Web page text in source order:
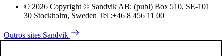
© 2026 Copyright © Sandvik AB; (publ) Box 510, SE-101
30 Stockholm, Sweden Tel :+46 8 456 11 00
Outros sites Sandvik